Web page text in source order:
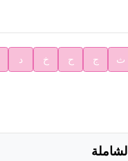
عام لهيئة الموسوعة العربية
ث ج ح خ د